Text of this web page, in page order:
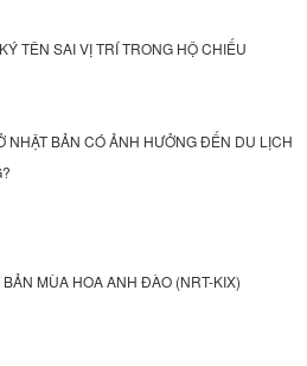
TÊN SAI VỊ TRÍ TRONG HỘ CHIẾU
NHẬT BẢN CÓ ẢNH HƯỞNG ĐẾN DU LỊCH
MÙA HOA ANH ĐÀO (NRT-KIX)